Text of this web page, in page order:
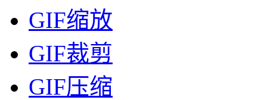
GIF缩放
GIF裁剪
GIF压缩